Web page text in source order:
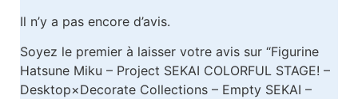
Il n’y a pas encore d’avis.
Soyez le premier à laisser votre avis sur “Figurine
Hatsune Miku – Project SEKAI COLORFUL STAGE! –
Desktop×Decorate Collections – Empty SEKAI –